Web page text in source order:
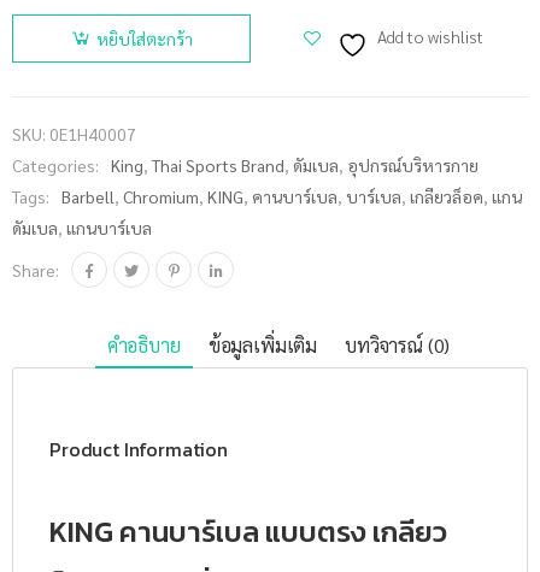
KING คาน
ชุบโครเมี่
ยม ยาว
120 ซม.
(47") ขนาด
แกน 30 มม.
หยิบใส่ตะกร้า Add to wishlist
SKU: 0E1H40007
Categories:
King,Thai Sports Brand, ดัมเบล, อุปกรณ์บริหารกาย
Tags:
Barbell, Chromium, KING, คานบาร์เบล, บาร์เบล, เกลียวล็อค, แกน
ดัมเบล, แกนบาร์เบล
Share:
คำอธิบาย ข้อมูลเพิ่มเติม บทวิจารณ์ (0)
Product Information
KING คานบาร์เบล แบบตรง เกลียว